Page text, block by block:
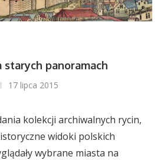
starych panoramach
17 lipca 2015
kolekcji archiwalnych rycin,
widoki polskich
wybrane miasta na